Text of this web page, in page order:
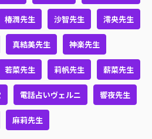
椿潤先生 沙智先生 澪央先生
真結美先生 神楽先生
若菜先生 莉帆先生 薪菜先生
電話占いヴェルニ 響夜先生
麻莉先生